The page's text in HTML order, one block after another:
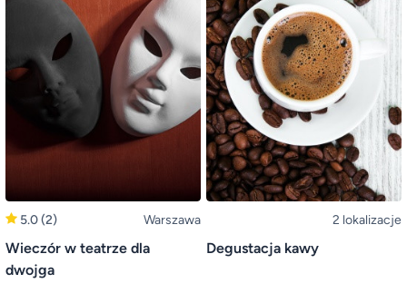
5.0(2) Warszawa
Wieczór w teatrze dla
dwojga
2 lokalizacje
Degustacja kawy